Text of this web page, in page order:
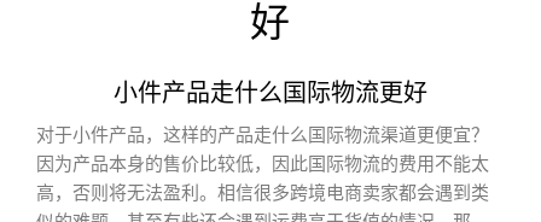
好
小件产品走什么国际物流更好
对于小件产品，这样的产品走什么国际物流渠道更便宜？
因为产品本身的售价比较低，因此国际物流的费用不能太
高，否则将无法盈利。相信很多跨境电商卖家都会遇到类